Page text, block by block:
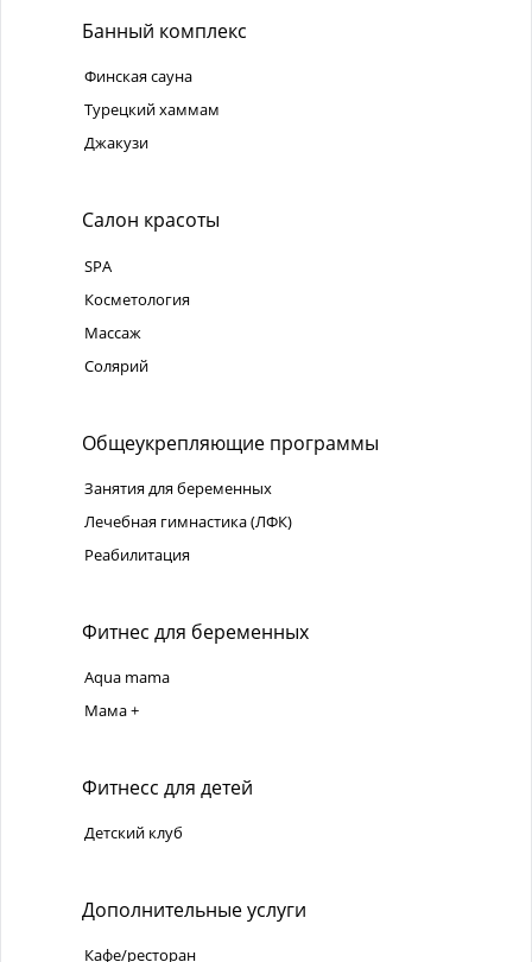
Банный комплекс
Финская сауна
Турецкий хаммам
Джакузи
Салон красоты
SPA
Косметология
Массаж
Солярий
Общеукрепляющие программы
Занятия для беременных
Лечебная гимнастика (ЛФК)
Реабилитация
Фитнес для беременных
Aqua mama
Мама +
Фитнесс для детей
Детский клуб
Дополнительные услуги
Кафе/ресторан